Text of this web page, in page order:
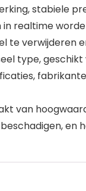
stabiele
realtime
te
type,
van
en